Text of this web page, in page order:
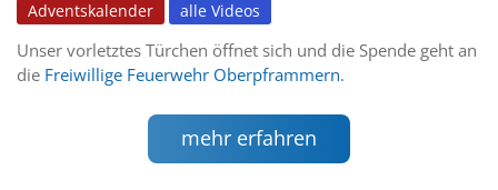
Adventskalender alle Videos
Unser vorletztes Türchen öffnet sich und die Spende geht an
die Freiwillige Feuerwehr Oberpframmern.
mehr erfahren